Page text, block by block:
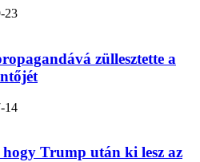
23
züllesztette a
14
Trump után ki lesz az